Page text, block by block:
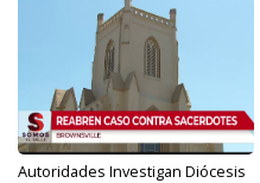
Autoridades Investigan Diócesis